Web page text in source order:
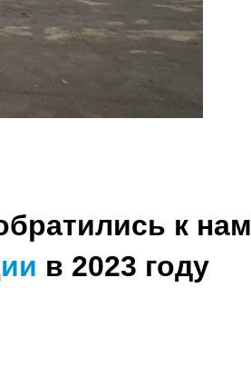
к нам
в 2023 году